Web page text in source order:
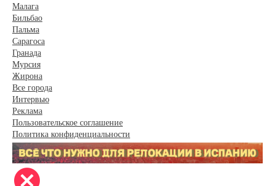
Малага
Бильбао
Пальма
Сарагоса
Гранада
Мурсия
Жирона
Все города
Интервью
Реклама
Пользовательское соглашение
Политика конфиденциальности